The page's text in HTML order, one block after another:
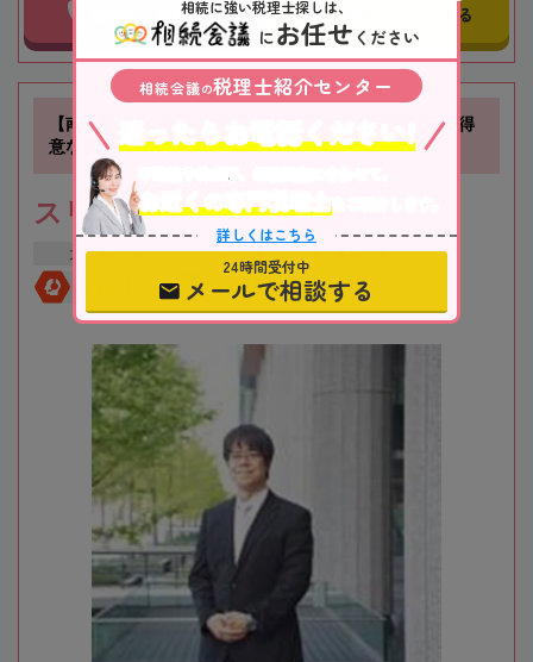
事務所に電話する 事務所にメールする
【南方駅徒歩1分】不動産に関する相続や相続税対策が得
意な税理士事務所です
スリーアローズ税理士事務所
大阪府 大阪市 新大阪駅
初回相談無料
相続に強い税理士探しは、
にお任せ ください
相続会議の税理士紹介センター
不動産や株式等、相続資産に合わせて、
お近くの専門税理士 をご紹介します。
詳しくはこちら
24時間受付中
メールで相談する